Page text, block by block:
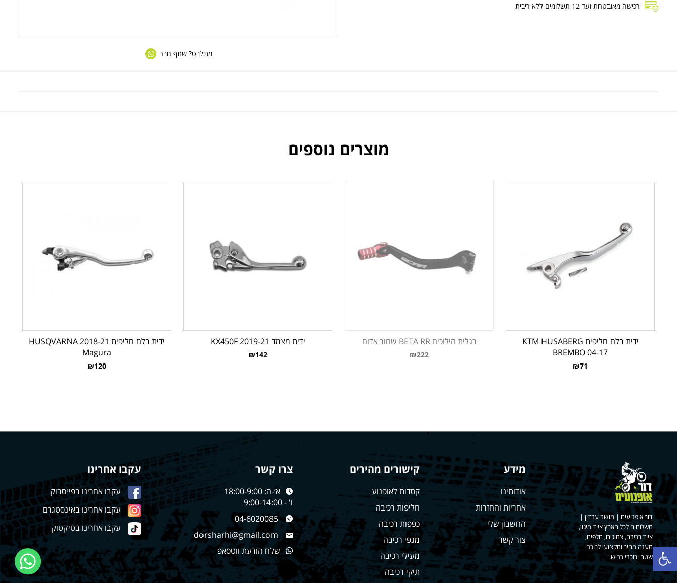
פתח סרגל נגישות
מתלבט? שתף חבר
רכישה מאובטחת ועד 12 תשלומים ללא ריבית
מוצרים נוספים
ידית בלם חליפית KTM HUSABERG
BREMBO 04-17
₪71
רגלית הילוכים BETA RR שחור אדום
₪222
ידית מצמד KX450F 2019-21
₪142
ידית בלם חליפית HUSQVARNA 2018-21
Magura
₪120
דור אופנועים | מושב עבדון |
משלוחים לכל הארץ ציוד מיגון,
ציוד רכיבה, צמיגים, חלפים,
מענה מהיר ומקצועי לרוכבי
שטח ורוכבי כביש.
מידע
אודותינו
אחריות והחזרות
החשבון שלי
צור קשר
קישורים מהירים
קסדות לאופנוע
חליפות רכיבה
כפפות רכיבה
מגפי רכיבה
מעילי רכיבה
תיקי רכיבה
צרו קשר
א׳-ה: 18:00-9:00
ו' - 9:00-14:00
04-6020085
dorsharhi@gmail.com
שלח הודעת ווטסאפ
עקבו אחרינו
עקבו אחרינו בפייסבוק
עקבו אחרינו באינסטגרם
עקבו אחרינו בטיקטוק